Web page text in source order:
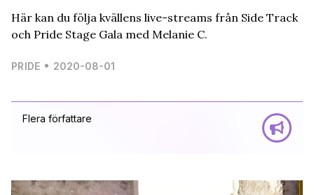
Flera författare
Här kan du följa kvällens live-streams från Side Track
och Pride Stage Gala med Melanie C.
PRIDE 2020-08-01